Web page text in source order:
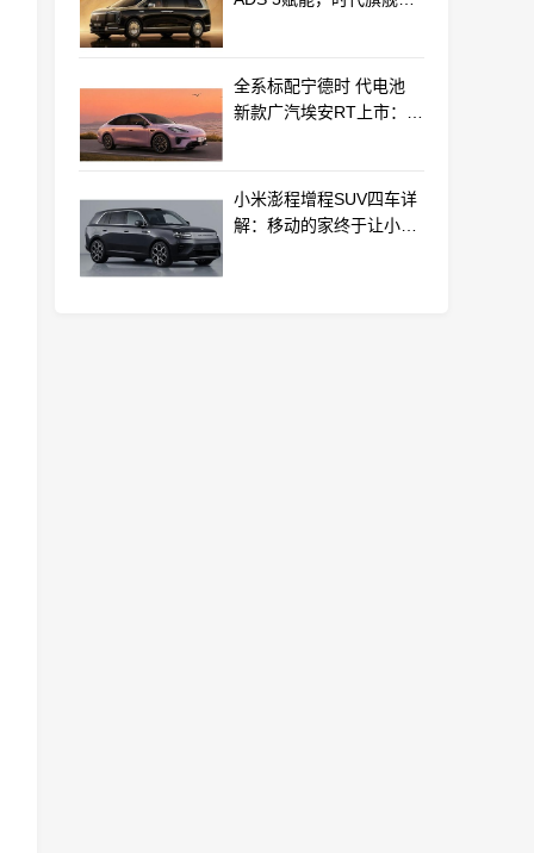
全系标配宁德时 代电池
新款广汽埃安RT上市：
小米澎程增程SUV四车详
解：移动的家终于让小米